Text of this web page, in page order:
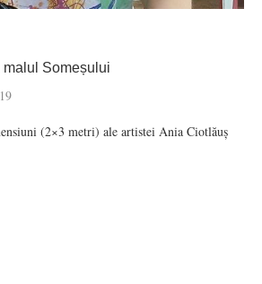
Someșului
(2×3 metri) ale artistei Ania Ciotlăuș